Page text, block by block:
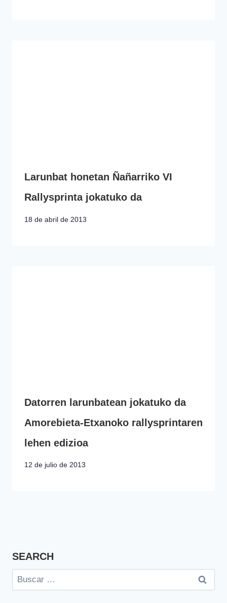
Larunbat honetan Ñañarriko VI
Rallysprinta jokatuko da
18 de abril de 2013
Datorren larunbatean jokatuko da
Amorebieta-Etxanoko rallysprintaren
lehen edizioa
12 de julio de 2013
SEARCH
Buscar: